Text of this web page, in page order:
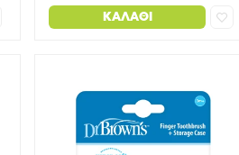
ΚΑΛΆΘΙ